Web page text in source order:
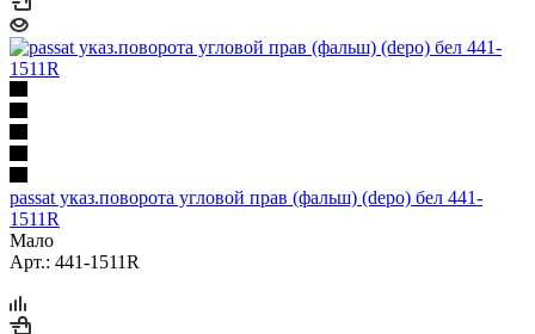
passat указ.поворота угловой прав (фальш) (depo) бел 441-
1511R
Мало
Арт.: 441-1511R